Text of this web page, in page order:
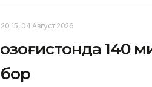
20:15, 04 Август 2026
Қозоғистонда 140
бор